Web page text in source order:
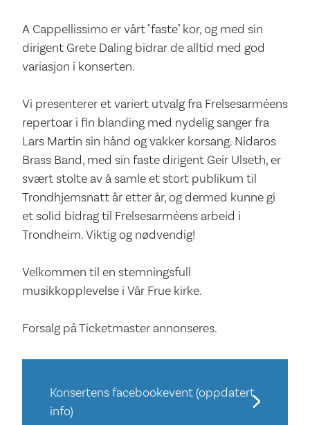
A Cappellissimo er vårt "faste" kor, og med sin
dirigent Grete Daling bidrar de alltid med god
variasjon i konserten.
Vi presenterer et variert utvalg fra Frelsesarméens
repertoar i fin blanding med nydelig sanger fra
Lars Martin sin hånd og vakker korsang. Nidaros
Brass Band, med sin faste dirigent Geir Ulseth, er
svært stolte av å samle et stort publikum til
Trondhjemsnatt år etter år, og dermed kunne gi
et solid bidrag til Frelsesarméens arbeid i
Trondheim. Viktig og nødvendig!
Velkommen til en stemningsfull
musikkopplevelse i Vår Frue kirke.
Forsalg på Ticketmaster annonseres.
Konsertens facebookevent (oppdatert
info)